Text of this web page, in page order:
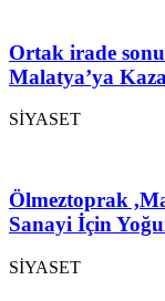
Ortak irade
Malatya’ya
SİYASET
Ölmeztoprak
Sanayi İçin
SİYASET